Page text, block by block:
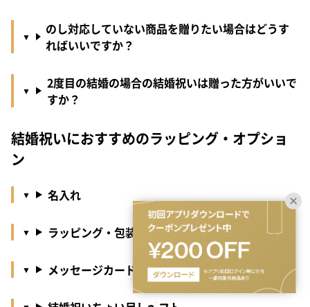
のし対応していない商品を贈りたい場合はどうす
ればいいですか？
2度目の結婚の場合の結婚祝いは贈った方がいいで
すか？
結婚祝いにおすすめのラッピング・オプショ
ン
名入れ
ラッピング・包装紙・のし
メッセージカード